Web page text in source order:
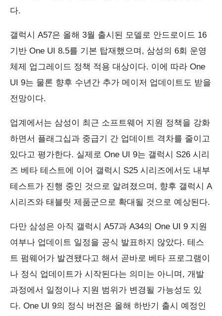
다.
갤럭시 A57은 올해 3월 출시된 모델로 안드로이드 16
기반 One UI 8.5를 기본 탑재했으며, 삼성의 6회 운영
체제 업그레이드 정책 적용 대상이다. 이에 따라 One
UI 9는 물론 향후 수년간 추가 메이저 업데이트도 받을
전망이다.
업계에서는 삼성이 최근 소프트웨어 지원 정책을 강화
하면서 플래그십과 중급기 간 업데이트 격차를 줄이고
있다고 평가한다. 실제로 One UI 9는 갤럭시 S26 시리
즈 베타 테스트에 이어 갤럭시 S25 시리즈에서도 내부
테스트가 진행 중인 것으로 알려졌으며, 향후 갤럭시 A
시리즈와 태블릿 제품군으로 확대될 것으로 예상된다.
다만 삼성은 아직 갤럭시 A57과 A34의 One UI 9 지원
여부나 업데이트 일정을 공식 발표하지 않았다. 테스
트 펌웨어가 발견됐다고 해서 곧바로 베타 프로그램이
나 정식 업데이트가 시작된다는 의미는 아니며, 개발
과정에서 일정이나 지원 범위가 변경될 가능성도 있
다. One UI 9의 정식 버전은 올해 하반기 출시 예정인